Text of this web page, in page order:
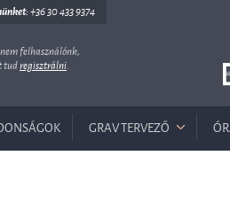
+36 30 433 9374
felhasználónk,
tudregisztrálni.
GRAV TERVEZŐ